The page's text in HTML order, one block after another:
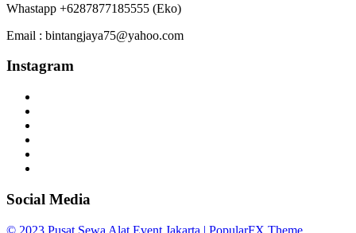
Whastapp +6287877185555 (Eko)
Email : bintangjaya75@yahoo.com
Instagram
Social Media
© 2023 Pusat Sewa Alat Event Jakarta | PopularFX Theme